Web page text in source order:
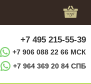
+7 495 215-55-39
+7 906 088 22 66 МСК
+7 964 369 20 84 СПБ